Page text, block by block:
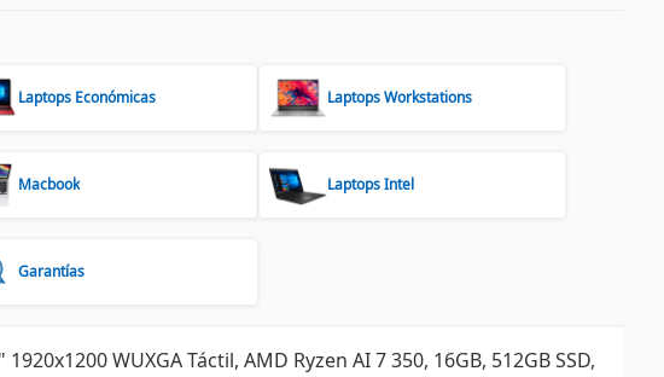
Laptops Económicas Laptops Workstations
Macbook Laptops Intel
Garantías
WUXGA Táctil, AMD Ryzen AI 7 350, 16GB, 512GB SSD,